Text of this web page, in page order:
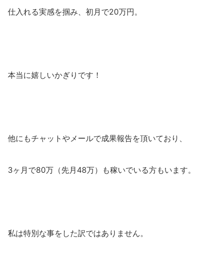
仕入れる実感を掴み、初月で20万円。
本当に嬉しいかぎりです！
他にもチャットやメールで成果報告を頂いており、
3ヶ月で80万（先月48万）も稼いでいる方もいます。
私は特別な事をした訳ではありません。